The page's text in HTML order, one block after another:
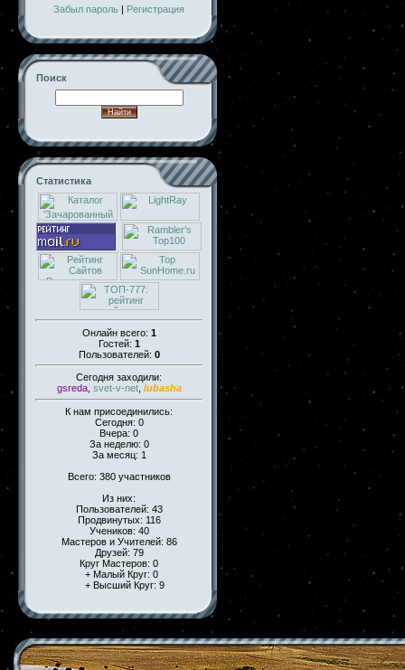
Забыл пароль | Регистрация
Поиск
Статистика
Онлайн всего: 1
Гостей: 1
Пользователей: 0
Сегодня заходили:
gsreda, svet-v-net, lubasha
К нам присоединились:
Сегодня: 0
Вчера: 0
За неделю: 0
За месяц: 1
Всего: 380 участников
Из них:
Пользователей: 43
Продвинутых: 116
Учеников: 40
Мастеров и Учителей: 86
Друзей: 79
Круг Мастеров: 0
+ Малый Круг: 0
+ Высший Круг: 9